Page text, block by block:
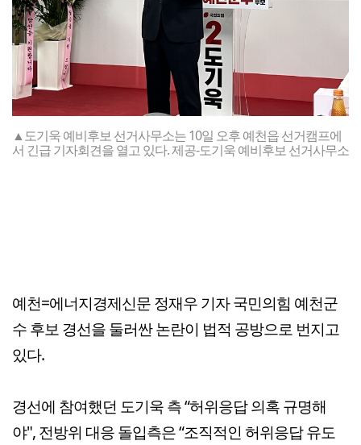
▲도기욱 예비후보 선거사무소는 10일 오후 예천읍 선거캠프에
서 긴급 기자회견을 열고 있다. 제공-도기욱 예비후보 선거사무소
예천=에너지경제신문 정재우 기자 국민의힘 예천군
수 후보 경선을 둘러싼 논란이 법적 공방으로 번지고
있다.
경선에 참여했던 도기욱 측 “허위응답 의혹 규명해
야", 전방위 대응 돌입측은 “조직적인 허위응답 유도